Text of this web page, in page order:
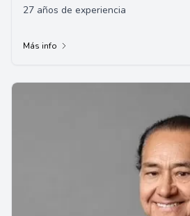
27 años de experiencia
Más info